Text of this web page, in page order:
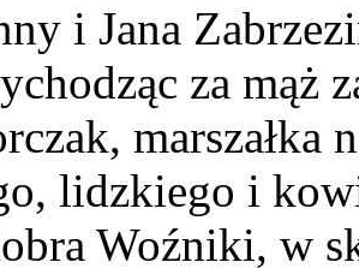
i Jana
za mąż
marszałka
lidzkiego i
Woźniki, w